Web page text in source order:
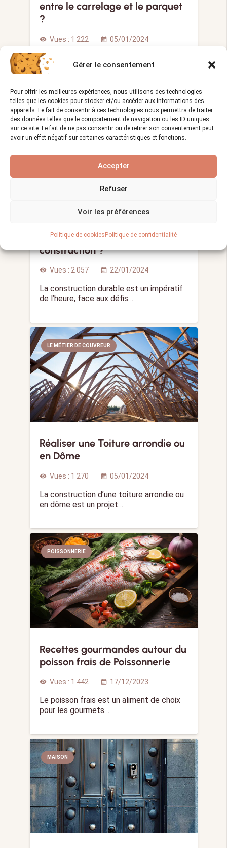
Gérer le consentement
Pour offrir les meilleures expériences, nous utilisons des technologies
telles que les cookies pour stocker et/ou accéder aux informations des
appareils. Le fait de consentir à ces technologies nous permettra de traiter
des données telles que le comportement de navigation ou les ID uniques
sur ce site. Le fait de ne pas consentir ou de retirer son consentement peut
avoir un effet négatif sur certaines caractéristiques et fonctions.
Accepter
Refuser
Voir les préférences
Politique de cookiesPolitique de confidentialité
entre le carrelage et le parquet
?
visibility Vues : 1 222 calendar_month 05/01/2024
Quand il s’agit de choisir le revêtement
de sol pour votre…
LE MÉTIER DE MAÇON
Quels sont les avantages
bois comme matériau de
construction ?
visibility Vues : 2 057 calendar_month 22/01/2024
La construction durable est un impératif
de l’heure, face aux défis…
LE MÉTIER DE COUVREUR
Réaliser une Toiture arrondie ou
en Dôme
visibility Vues : 1 270 calendar_month 05/01/2024
La construction d’une toiture arrondie ou
en dôme est un projet…
POISSONNERIE
Recettes gourmandes autour du
poisson frais de Poissonnerie
visibility Vues : 1 442 calendar_month 17/12/2023
Le poisson frais est un aliment de choix
pour les gourmets…
MAISON